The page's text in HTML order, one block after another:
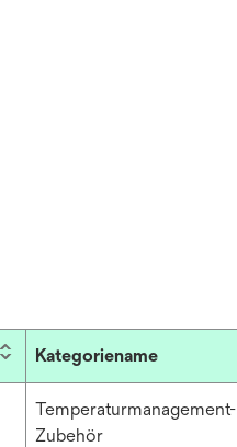
Kategoriename
Temperaturmanagement-
Zubehör